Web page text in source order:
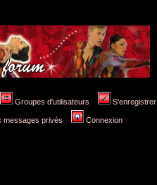
Groupes d'utilisateurs S'enregistrer
messages privés Connexion